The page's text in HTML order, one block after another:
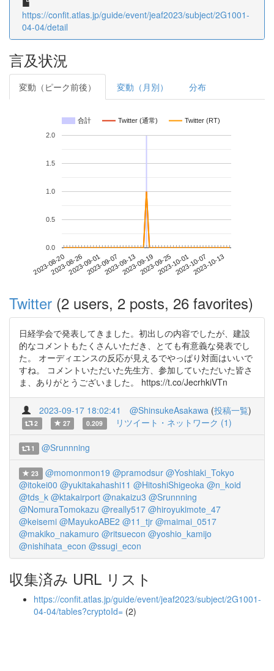
https://confit.atlas.jp/guide/event/jeaf2023/subject/2G1001-
04-04/detail
言及状況
変動（ピーク前後） 変動（月別） 分布
合計 Twitter (通常) Twitter (RT)
2023-08-202023-08-262023-09-012023-09-072023-09-132023-09-192023-09-252023-10-012023-10-072023-10-13
0.0
0.5
1.0
1.5
2.0
Twitter (2 users, 2 posts, 26 favorites)
日経学会で発表してきました。初出しの内容でしたが、建設
的なコメントもたくさんいただき、とても有意義な発表でし
た。 オーディエンスの反応が見えるでやっぱり対面はいいで
すね。 コメントいただいた先生方、参加していただいた皆さ
ま、ありがとうございました。 https://t.co/JecrhkiVTn
2023-09-17 18:02:41 @ShinsukeAsakawa (投稿一覧)
2 27 0.209 リツイート・ネットワーク (1)
1 @Srunnning
23 @momonmon19 @pramodsur @Yoshiaki_Tokyo
@itokei00 @yukitakahashi11 @HitoshiShigeoka @n_koid
@tds_k @ktakairport @nakaizu3 @Srunnning
@NomuraTomokazu @really517 @hiroyukimote_47
@keisemi @MayukoABE2 @11_tjr @maimai_0517
@makiko_nakamuro @ritsuecon @yoshio_kamijo
@nishihata_econ @ssugi_econ
収集済み URL リスト
https://confit.atlas.jp/guide/event/jeaf2023/subject/2G1001-
04-04/tables?cryptoId= (2)